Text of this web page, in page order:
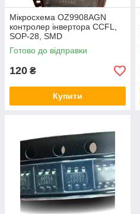
Мікросхема OZ9908AGN
контролер інвертора CCFL,
SOP-28, SMD
Готово до відправки
120 ₴
Купити